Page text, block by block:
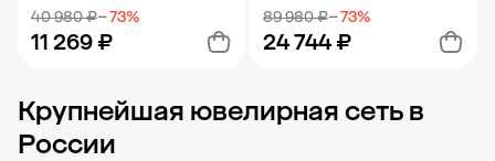
40 980 ₽− 73%
11 269 ₽
Добавить в корзину
89 980 ₽− 73%
24 744 ₽
Добавить в корзину
Крупнейшая ювелирная сеть в
России